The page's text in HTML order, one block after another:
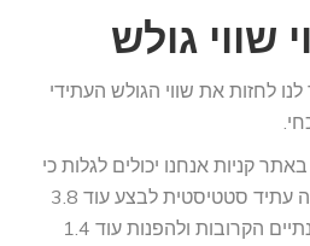
לחזות את שווי הגולש העתידי
קניות אנחנו יכולים לגלות כי
גולש שביצע קנייה ראשונה עתיד סטטיסטית לבצע עוד 3.8
קניות בעתיד במהלך השנתיים הקרובות ולהפנות עוד 1.4